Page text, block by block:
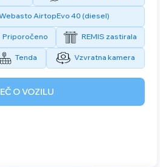
AirtopEvo 40 (diesel)
Priporočeno REMIS zastirala
Tenda Vzvratna kamera
O VOZILU